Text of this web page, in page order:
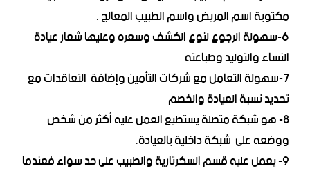
مكتوبة اسم المريض واسم الطبيب المعالج .
6-سهولة الرجوع لنوع الكشف وسعره وعليها شعار عيادة
النساء والتوليد وطباعته
7-سهولة التعامل مع شركات التأمين وإضافة التعاقدات مع
تحديد نسبة العيادة والخصم
8- هو شبكة متصلة يستطيع العمل عليه أكثر من شخص
ووضعه على شبكة داخلية بالعيادة.
9- يعمل عليه قسم السكرتارية والطبيب على حد سواء فعندما